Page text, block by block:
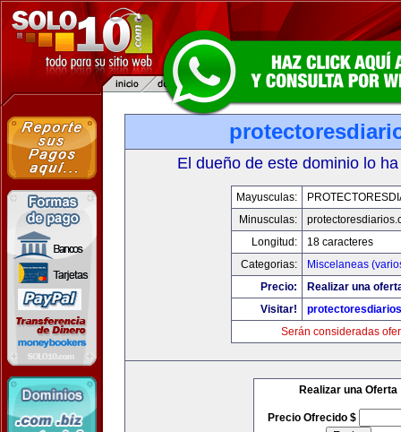
El dueño de este dominio lo
Mayusculas:
Minusculas:
Longitud:
18 caracteres
Categorias:
Miscelaneas
Precio:
Realizar una
Visitar!
Serán consideradas
Realizar una Oferta
Precio Ofrecido $